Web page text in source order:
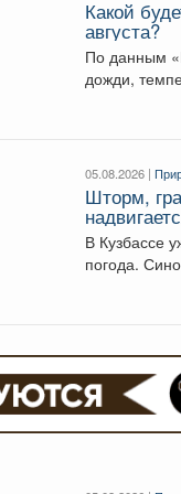
Какой
августа?
По данным «Гисметео»,
05.08.2026 |
Шторм,
В Кузбассе
погода. Синоптики Кемеровского гидрометцентра